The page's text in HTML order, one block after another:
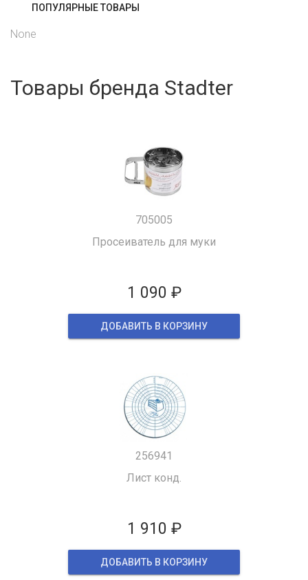
ПОПУЛЯРНЫЕ ТОВАРЫ
None
Товары бренда Stadter
705005
Просеиватель для муки
1 090 ₽
ДОБАВИТЬ В КОРЗИНУ
256941
Лист конд.
1 910 ₽
ДОБАВИТЬ В КОРЗИНУ